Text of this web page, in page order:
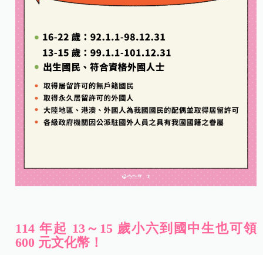
114 年起 13～15 歲小六到國中生也可領
600 元文化幣！